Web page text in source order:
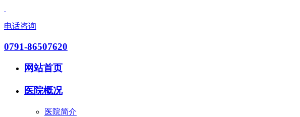
电话咨询
0791-86507620
网站首页
医院概况
医院简介